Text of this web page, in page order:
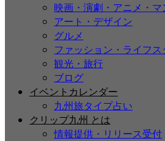
映画・演劇・アニメ・マ
アート・デザイン
グルメ
ファッション・ライフス
観光・旅行
ブログ
イベントカレンダー
九州旅タイプ占い
クリップ九州 とは
情報提供・リリース受付